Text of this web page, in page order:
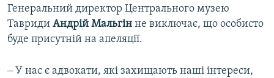
Генеральний директор Центрального музею
Тавриди Андрій Мальгін не виключає, що особисто
буде присутній на апеляції.
‒ У нас є адвокати, які захищають наші інтереси,